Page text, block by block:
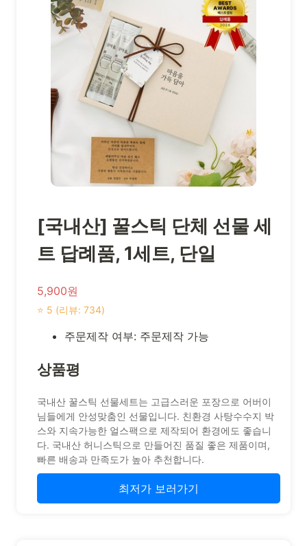
[국내산] 꿀스틱 단체 선물 세
트 답례품, 1세트, 단일
5,900원
⭐ 5 (리뷰: 734)
주문제작 여부: 주문제작 가능
상품평
국내산 꿀스틱 선물세트는 고급스러운 포장으로 어버이
님들에게 안성맞춤인 선물입니다. 친환경 사탕수수지 박
스와 지속가능한 얼스팩으로 제작되어 환경에도 좋습니
다. 국내산 허니스틱으로 만들어진 품질 좋은 제품이며,
빠른 배송과 만족도가 높아 추천합니다.
최저가 보러가기